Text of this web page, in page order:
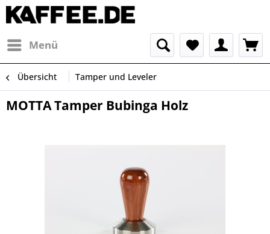
Menü
Übersicht Tamper und Leveler
MOTTA Tamper Bubinga Holz